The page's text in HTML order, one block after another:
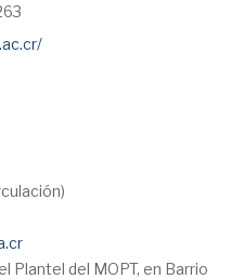
Plantel del MOPT, en Barrio